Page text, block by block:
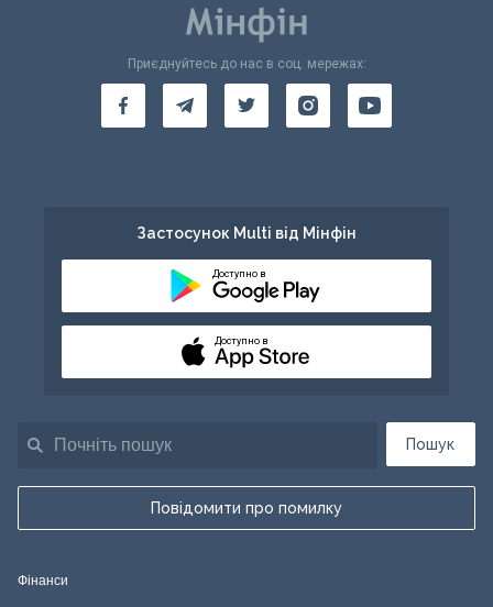
Пошук
Повідомити про помилку
Приєднуйтесь до нас в соц. мережах:
Застосунок Multi від Мінфін
Доступно в
Доступно в
Фінанси